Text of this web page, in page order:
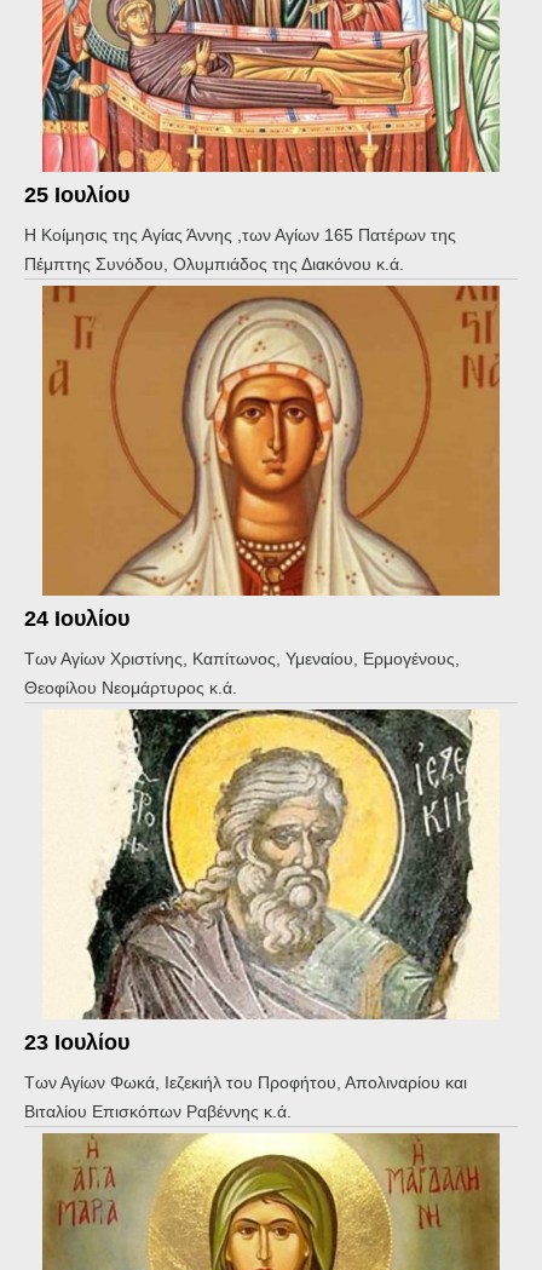
25 Ιουλίου
Η Κοίμησις της Αγίας Άννης ,των Αγίων 165 Πατέρων της
Πέμπτης Συνόδου, Ολυμπιάδος της Διακόνου κ.ά.
24 Ιουλίου
Των Αγίων Χριστίνης, Καπίτωνος, Υμεναίου, Ερμογένους,
Θεοφίλου Νεομάρτυρος κ.ά.
23 Ιουλίου
Των Αγίων Φωκά, Ιεζεκιήλ του Προφήτου, Απολιναρίου και
Βιταλίου Επισκόπων Ραβέννης κ.ά.